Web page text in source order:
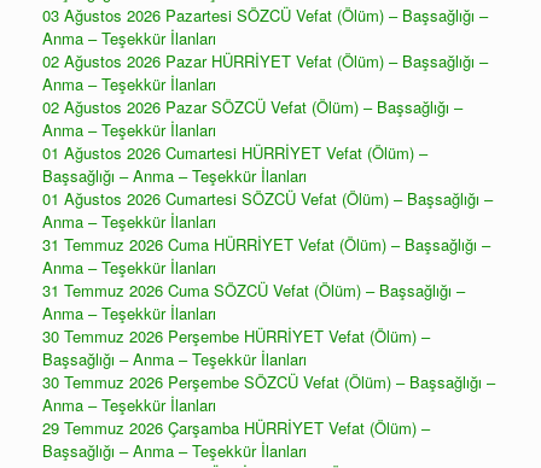
03 Ağustos 2026 Pazartesi SÖZCÜ Vefat (Ölüm) – Başsağlığı –
Anma – Teşekkür İlanları
02 Ağustos 2026 Pazar HÜRRİYET Vefat (Ölüm) – Başsağlığı –
Anma – Teşekkür İlanları
02 Ağustos 2026 Pazar SÖZCÜ Vefat (Ölüm) – Başsağlığı –
Anma – Teşekkür İlanları
01 Ağustos 2026 Cumartesi HÜRRİYET Vefat (Ölüm) –
Başsağlığı – Anma – Teşekkür İlanları
01 Ağustos 2026 Cumartesi SÖZCÜ Vefat (Ölüm) – Başsağlığı –
Anma – Teşekkür İlanları
31 Temmuz 2026 Cuma HÜRRİYET Vefat (Ölüm) – Başsağlığı –
Anma – Teşekkür İlanları
31 Temmuz 2026 Cuma SÖZCÜ Vefat (Ölüm) – Başsağlığı –
Anma – Teşekkür İlanları
30 Temmuz 2026 Perşembe HÜRRİYET Vefat (Ölüm) –
Başsağlığı – Anma – Teşekkür İlanları
30 Temmuz 2026 Perşembe SÖZCÜ Vefat (Ölüm) – Başsağlığı –
Anma – Teşekkür İlanları
29 Temmuz 2026 Çarşamba HÜRRİYET Vefat (Ölüm) –
Başsağlığı – Anma – Teşekkür İlanları